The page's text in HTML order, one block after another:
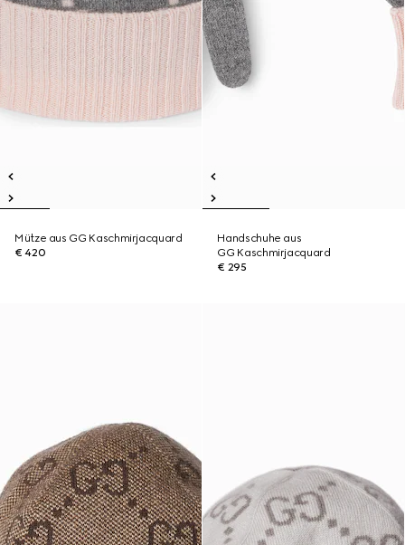
Mütze aus GG Kaschmirjacquard
€ 420
Handschuhe aus
GG Kaschmirjacquard
€ 295